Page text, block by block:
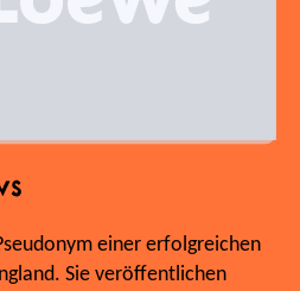
einer erfolgreichen
Sie veröffentlichen